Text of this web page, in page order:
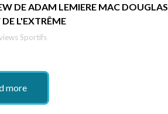
DE ADAM LEMIERE MAC DOUGLAS
L'EXTRÊME
Sportifs
more